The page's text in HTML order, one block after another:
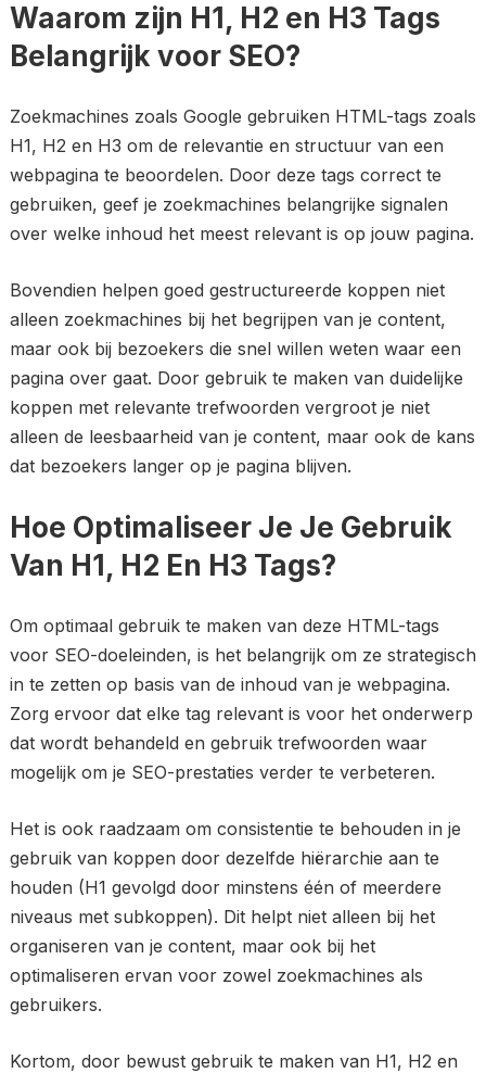
Waarom zijn H1, H2 en H3 Tags
Belangrijk voor SEO?
Zoekmachines zoals Google gebruiken HTML-tags zoals
H1, H2 en H3 om de relevantie en structuur van een
webpagina te beoordelen. Door deze tags correct te
gebruiken, geef je zoekmachines belangrijke signalen
over welke inhoud het meest relevant is op jouw pagina.
Bovendien helpen goed gestructureerde koppen niet
alleen zoekmachines bij het begrijpen van je content,
maar ook bij bezoekers die snel willen weten waar een
pagina over gaat. Door gebruik te maken van duidelijke
koppen met relevante trefwoorden vergroot je niet
alleen de leesbaarheid van je content, maar ook de kans
dat bezoekers langer op je pagina blijven.
Hoe Optimaliseer Je Je Gebruik
Van H1, H2 En H3 Tags?
Om optimaal gebruik te maken van deze HTML-tags
voor SEO-doeleinden, is het belangrijk om ze strategisch
in te zetten op basis van de inhoud van je webpagina.
Zorg ervoor dat elke tag relevant is voor het onderwerp
dat wordt behandeld en gebruik trefwoorden waar
mogelijk om je SEO-prestaties verder te verbeteren.
Het is ook raadzaam om consistentie te behouden in je
gebruik van koppen door dezelfde hiërarchie aan te
houden (H1 gevolgd door minstens één of meerdere
niveaus met subkoppen). Dit helpt niet alleen bij het
organiseren van je content, maar ook bij het
optimaliseren ervan voor zowel zoekmachines als
gebruikers.
Kortom, door bewust gebruik te maken van H1, H2 en